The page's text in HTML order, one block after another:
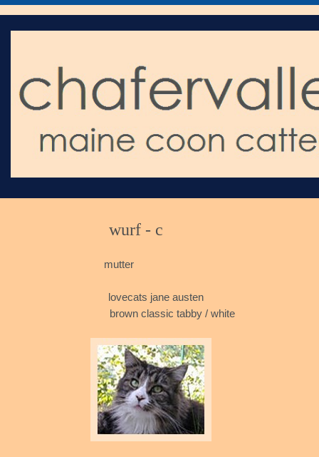
lovecats jane
brown classic tabby /